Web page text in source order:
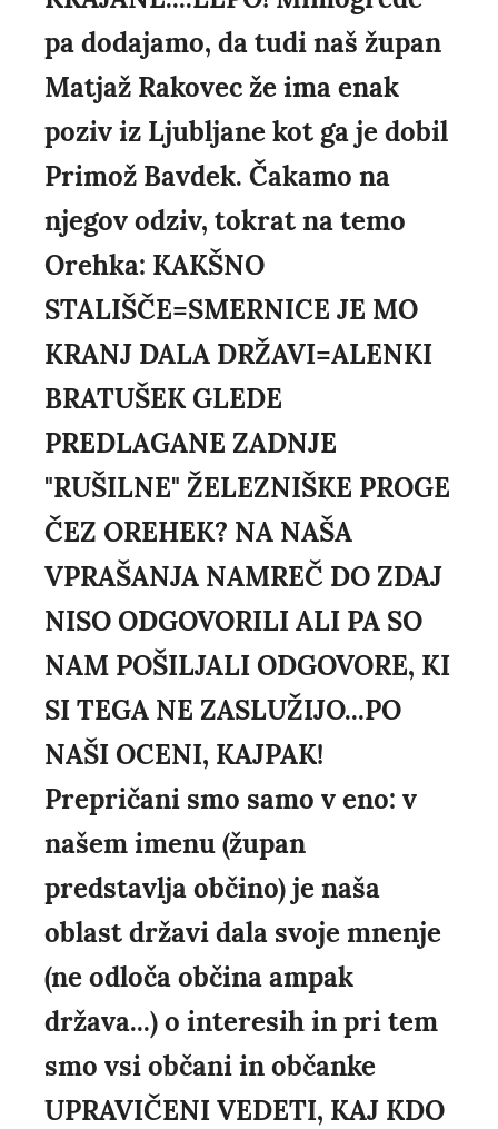
pa dodajamo, da tudi naš župan
Matjaž Rakovec že ima enak
poziv iz Ljubljane kot ga je dobil
Primož Bavdek. Čakamo na
njegov odziv, tokrat na temo
Orehka: KAKŠNO
STALIŠČE=SMERNICE JE MO
KRANJ DALA DRŽAVI=ALENKI
BRATUŠEK GLEDE
PREDLAGANE ZADNJE
"RUŠILNE" ŽELEZNIŠKE PROGE
ČEZ OREHEK? NA NAŠA
VPRAŠANJA NAMREČ DO ZDAJ
NISO ODGOVORILI ALI PA SO
NAM POŠILJALI ODGOVORE, KI
SI TEGA NE ZASLUŽIJO...PO
NAŠI OCENI, KAJPAK!
Prepričani smo samo v eno: v
našem imenu (župan
predstavlja občino) je naša
oblast državi dala svoje mnenje
(ne odloča občina ampak
država...) o interesih in pri tem
smo vsi občani in občanke
UPRAVIČENI VEDETI, KAJ KDO